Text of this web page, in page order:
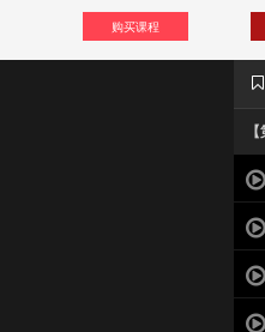
购买课程
身体
端